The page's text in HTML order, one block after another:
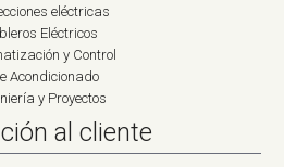
eléctricas
Eléctricos
y Control
Acondicionado
y Proyectos
al cliente